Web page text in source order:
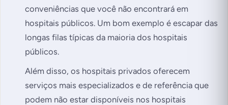
conveniências que você não encontrará em
hospitais públicos. Um bom exemplo é escapar das
longas filas típicas da maioria dos hospitais
públicos.
Além disso, os hospitais privados oferecem
serviços mais especializados e de referência que
podem não estar disponíveis nos hospitais